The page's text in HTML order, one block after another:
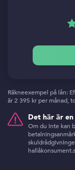
Räkneexempel på lån:
är 2 395 kr per månad,
Det här är
Om du inte kan